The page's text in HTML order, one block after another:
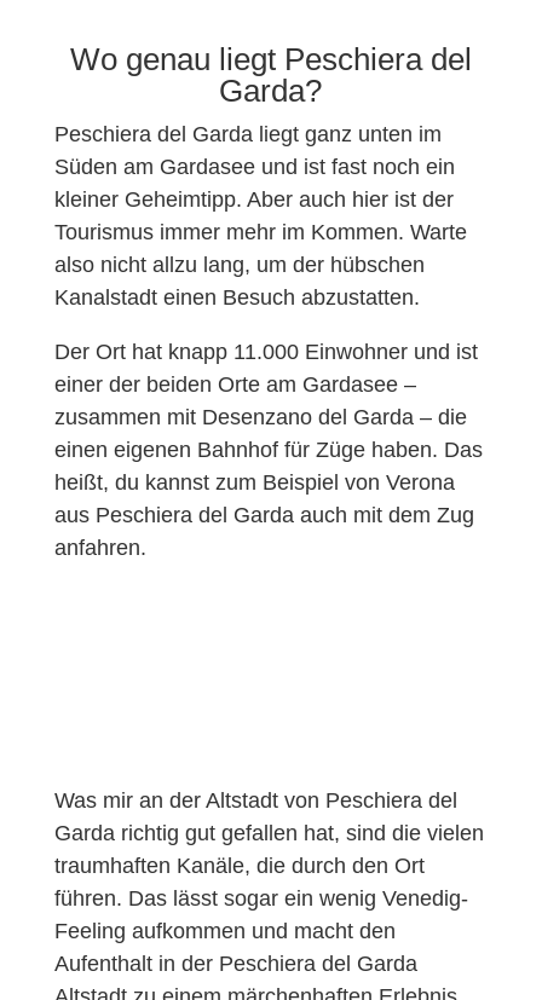
Wo genau liegt Peschiera del
Garda?
Peschiera del Garda liegt ganz unten im
Süden am Gardasee und ist fast noch ein
kleiner Geheimtipp. Aber auch hier ist der
Tourismus immer mehr im Kommen. Warte
also nicht allzu lang, um der hübschen
Kanalstadt einen Besuch abzustatten.
Der Ort hat knapp 11.000 Einwohner und ist
einer der beiden Orte am Gardasee –
zusammen mit Desenzano del Garda – die
einen eigenen Bahnhof für Züge haben. Das
heißt, du kannst zum Beispiel von Verona
aus Peschiera del Garda auch mit dem Zug
anfahren.
Was mir an der Altstadt von Peschiera del
Garda richtig gut gefallen hat, sind die vielen
traumhaften Kanäle, die durch den Ort
führen. Das lässt sogar ein wenig Venedig-
Feeling aufkommen und macht den
Aufenthalt in der Peschiera del Garda